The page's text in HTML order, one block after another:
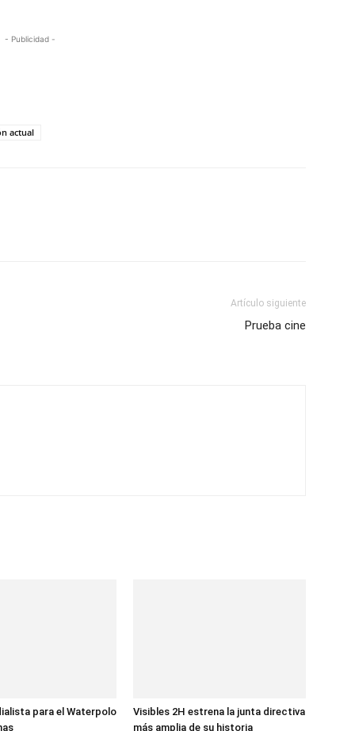
- Publicidad -
actual
Artículo siguiente
Prueba cine
para el Waterpolo
Visibles 2H estrena la junta directiva
más amplia de su historia